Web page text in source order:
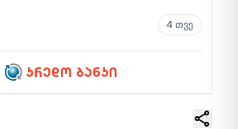
4 თვე